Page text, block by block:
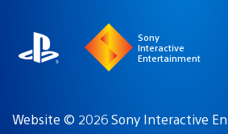
Sony
Interactive
Entertainment
Website © 2026 Sony Interactive